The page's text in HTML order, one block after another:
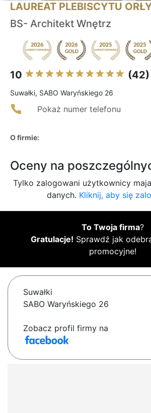
LAUREAT PLEBISCYTU
BS- Architekt Wnętrz
10 (42)
Suwałki, SABO Waryńskiego 26
Pokaż numer telefonu
O firmie:
Oceny na
Tylko zalogowani użytkownicy
danych. Kliknij, aby się
To Twoja firma?
Gratulacje! Sprawdź jak
promocyjne!
Suwałki
SABO Waryńskiego 26
Zobacz profil firmy na